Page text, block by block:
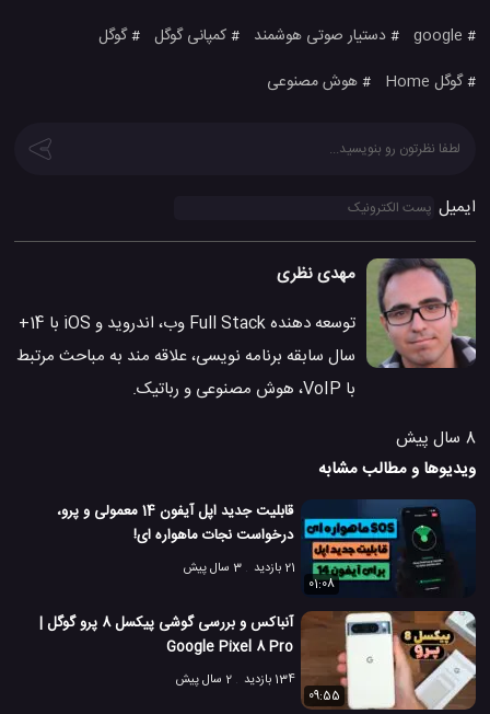
#
google
# دستیار صوتی هوشمند # کمپانی گوگل # گوگل
# گوگل Home # هوش مصنوعی
ایمیل
مهدی نظری
توسعه دهنده Full Stack وب، اندروید و iOS با 14+
سال سابقه برنامه نویسی، علاقه مند به مباحث مرتبط
با VoIP، هوش مصنوعی و رباتیک.
8 سال پیش
ویدیوها و مطالب مشابه
قابلیت جدید اپل آیفون 14 معمولی و پرو،
درخواست نجات ماهواره ای!
21 بازدید
3 سال پیش
01:08
آنباکس و بررسی گوشی پیکسل 8 پرو گوگل |
Google Pixel 8 Pro
134 بازدید
2 سال پیش
09:55